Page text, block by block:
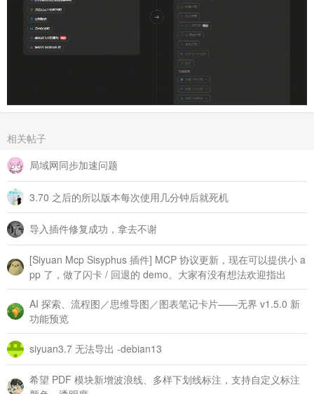
相关帖子
局域网同步加速问题
3.70 之后的所以版本每次使用几分钟后就死机
导入插件修复成功，拿去不谢
[Siyuan Mcp Sisyphus 插件] MCP 协议更新，现在可以提供小 a
pp 了，做了闪卡 / 回退的 demo。大家有没有想法欢迎指出
AI 探索、流程图／思维导图／图表笔记卡片——无界 v1.5.0 新
功能预览
siyuan3.7 无法导出 -debian13
希望 PDF 模块新增波浪线、多样下划线标注，支持自定义标注